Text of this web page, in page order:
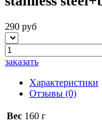
290 руб
заказать
Характеристики
Отзывы (0)
Вес 160 г